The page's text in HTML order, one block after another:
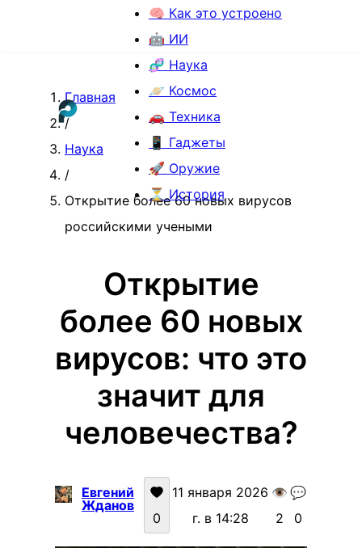
🧠 Как это устроено
🤖 ИИ
🧬 Наука
🪐 Космос
🚗 Техника
📱 Гаджеты
🚀 Оружие
⏳ История
Главная
/
Наука
/
Открытие более 60 новых вирусов
российскими учеными
Открытие
более 60 новых
вирусов: что это
значит для
человечества?
Евгений
Жданов
0
11 января 2026
г. в 14:28
👁️
2
💬
0